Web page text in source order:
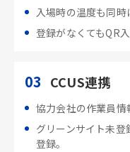
入場時の温度も同時
登録がなくてもQR入
03 CCUS連携
協力会社の作業員情
グリーンサイト未
登録。